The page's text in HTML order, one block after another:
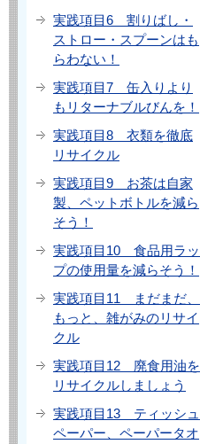
実践項目6 割りばし・
ストロー・スプーンはも
らわない！
実践項目7 缶入りより
もリターナブルびんを！
実践項目8 衣類を徹底
リサイクル
実践項目9 お茶は自家
製、ペットボトルを減ら
そう！
実践項目10 食品用ラッ
プの使用量を減らそう！
実践項目11 まだまだ、
もっと、雑がみのリサイ
クル
実践項目12 廃食用油を
リサイクルしましょう
実践項目13 ティッシュ
ペーパー、ペーパータオ